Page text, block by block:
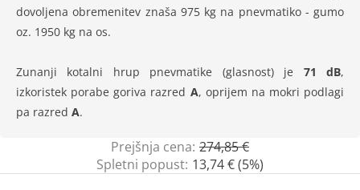
dovoljena obremenitev znaša 975 kg na pnevmatiko - gumo
oz. 1950 kg na os.
Zunanji kotalni hrup pnevmatike (glasnost) je 71 dB,
izkoristek porabe goriva razred A, oprijem na mokri podlagi
pa razred A.
Prejšnja cena: 274,85 €
Spletni popust: 13,74 € (5%)